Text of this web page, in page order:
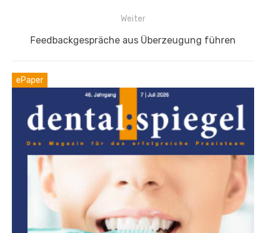
Weiter
Nächster
Feedbackgespräche aus Überzeugung führen
ePaper